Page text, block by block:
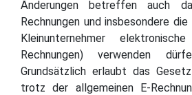
Änderungen betreffen auch
Rechnungen und insbesondere
Kleinunternehmer
Rechnungen) verwenden
Grundsätzlich erlaubt das
trotz der allgemeinen E-